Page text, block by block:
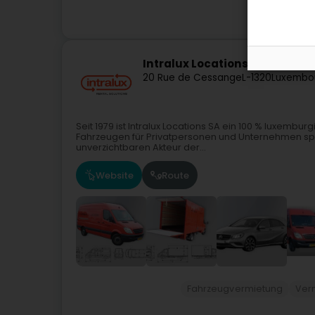
Intralux Locations SA
20 Rue de CessangeL-1320
Seit 1979 ist Intralux Locations SA ein 100 %
Fahrzeugen für Privatpersonen und Unternehmen
unverzichtbaren Akteur der...
Website Route